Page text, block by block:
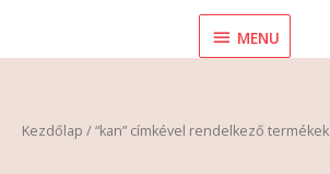
MENU
MENU
Kezdőlap / “kan” címkével rendelkező termékek
Sorted
by